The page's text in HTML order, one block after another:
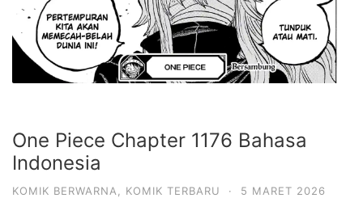
One Piece Chapter 1176 Bahasa
Indonesia
KOMIK BERWARNA KOMIK TERBARU · 5 MARET 2026